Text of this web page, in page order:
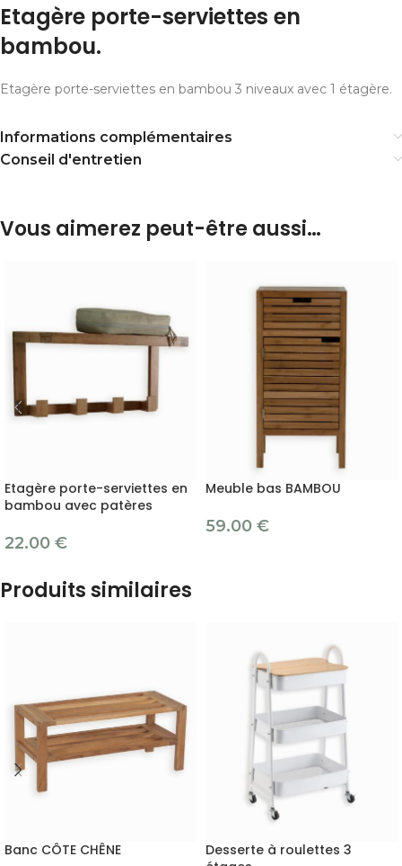
Etagère porte-serviettes en
bambou.
Etagère porte-serviettes en bambou 3 niveaux avec 1 étagère.
Informations complémentaires
Conseil d'entretien
Vous aimerez peut-être aussi…
Etagère porte-serviettes en
bambou avec patères
22.00 €
Meuble bas BAMBOU
59.00 €
Produits similaires
Banc CÔTE CHÊNE
Desserte à roulettes 3